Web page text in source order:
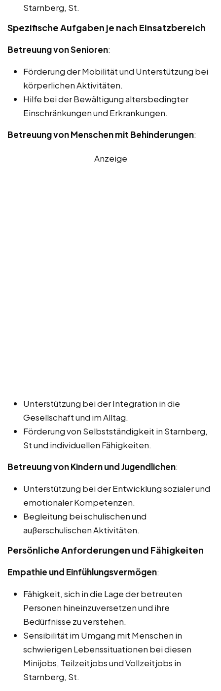
Starnberg, St.
Spezifische Aufgaben je nach Einsatzbereich
Betreuung von Senioren:
Förderung der Mobilität und Unterstützung bei
körperlichen Aktivitäten.
Hilfe bei der Bewältigung altersbedingter
Einschränkungen und Erkrankungen.
Betreuung von Menschen mit Behinderungen:
Anzeige
Unterstützung bei der Integration in die
Gesellschaft und im Alltag.
Förderung von Selbstständigkeit in Starnberg,
St und individuellen Fähigkeiten.
Betreuung von Kindern und Jugendlichen:
Unterstützung bei der Entwicklung sozialer und
emotionaler Kompetenzen.
Begleitung bei schulischen und
außerschulischen Aktivitäten.
Persönliche Anforderungen und Fähigkeiten
Empathie und Einfühlungsvermögen:
Fähigkeit, sich in die Lage der betreuten
Personen hineinzuversetzen und ihre
Bedürfnisse zu verstehen.
Sensibilität im Umgang mit Menschen in
schwierigen Lebenssituationen bei diesen
Minijobs, Teilzeitjobs und Vollzeitjobs in
Starnberg, St.